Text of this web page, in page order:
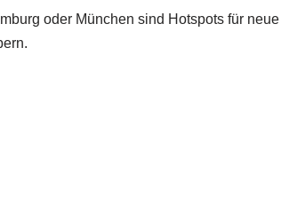
oder München sind Hotspots für neue